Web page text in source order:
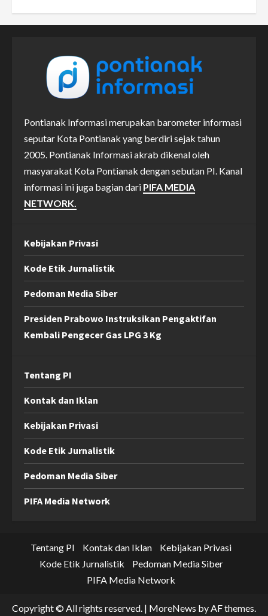
Pontianak Informasi merupakan barometer informasi
seputar Kota Pontianak yang berdiri sejak tahun
2005. Pontianak Informasi akrab dikenal oleh
masyarakat Kota Pontianak dengan sebutan PI. Kanal
informasi ini juga bagian dari PIFA MEDIA
NETWORK.
Kebijakan Privasi
Kode Etik Jurnalistik
Pedoman Media Siber
Presiden Prabowo Instruksikan Pengaktifan
Kembali Pengecer Gas LPG 3 Kg
Tentang PI
Kontak dan Iklan
Kebijakan Privasi
Kode Etik Jurnalistik
Pedoman Media Siber
PIFA Media Network
Tentang PI Kontak dan Iklan
Kebijakan Privasi
Kode Etik Jurnalistik
Pedoman Media Siber
PIFA Media Network
Copyright © All rights reserved. | MoreNews by AF themes.